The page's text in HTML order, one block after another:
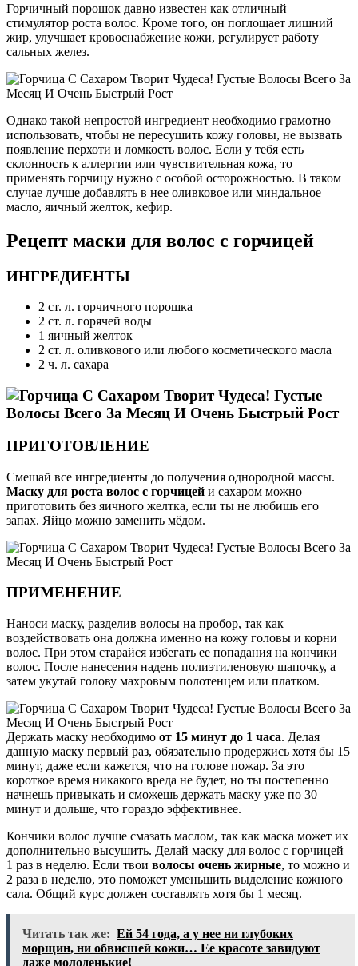
Горчичный порошок давно известен как отличный
стимулятор роста волос. Кроме того, он поглощает лишний
жир, улучшает кровоснабжение кожи, регулирует работу
сальных желез.
Однако такой непростой ингредиент необходимо грамотно
использовать, чтобы не пересушить кожу головы, не вызвать
появление перхоти и ломкость волос. Если у тебя есть
склонность к аллергии или чувствительная кожа, то
применять горчицу нужно с особой осторожностью. В таком
случае лучше добавлять в нее оливковое или миндальное
масло, яичный желток, кефир.
Рецепт маски для волос с горчицей
ИНГРЕДИЕНТЫ
2 ст. л. горчичного порошка
2 ст. л. горячей воды
1 яичный желток
2 ст. л. оливкового или любого косметического масла
2 ч. л. сахара
ПРИГОТОВЛЕНИЕ
Смешай все ингредиенты до получения однородной массы.
Маску для роста волос с горчицей и сахаром можно
приготовить без яичного желтка, если ты не любишь его
запах. Яйцо можно заменить мёдом.
ПРИМЕНЕНИЕ
Наноси маску, разделив волосы на пробор, так как
воздействовать она должна именно на кожу головы и корни
волос. При этом старайся избегать ее попадания на кончики
волос. После нанесения надень полиэтиленовую шапочку, а
затем укутай голову махровым полотенцем или платком.
Держать маску необходимо от 15 минут до 1 часа. Делая
данную маску первый раз, обязательно продержись хотя бы 15
минут, даже если кажется, что на голове пожар. За это
короткое время никакого вреда не будет, но ты постепенно
начнешь привыкать и сможешь держать маску уже по 30
минут и дольше, что гораздо эффективнее.
Кончики волос лучше смазать маслом, так как маска может их
дополнительно высушить. Делай маску для волос с горчицей
1 раз в неделю. Если твои волосы очень жирные, то можно и
2 раза в неделю, это поможет уменьшить выделение кожного
сала. Общий курс должен составлять хотя бы 1 месяц.
Читать так же: Ей 54 года, а у нее ни глубоких
морщин, ни обвисшей кожи… Ее красоте завидуют
даже молоденькие!